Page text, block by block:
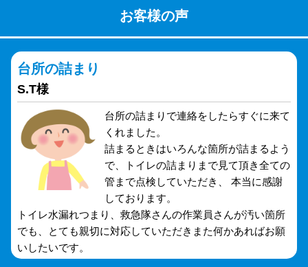
お客様の声
台所の詰まり
S.T様
台所の詰まりで連絡をしたらすぐに来て
くれました。
詰まるときはいろんな箇所が詰まるよう
で、トイレの詰まりまで見て頂き全ての
管まで点検していただき、 本当に感謝
しております。
トイレ水漏れつまり、救急隊さんの作業員さんが汚い箇所
でも、とても親切に対応していただきまた何かあればお願
いしたいです。